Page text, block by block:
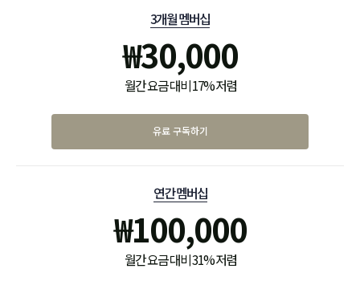
3개월 멤버십
₩30,000
월간 요금 대비 17% 저렴
유료 구독하기
연간 멤버십
₩100,000
월간 요금 대비 31% 저렴